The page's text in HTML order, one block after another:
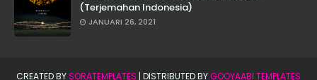
(Terjemahan Indonesia)
JANUARI 26, 2021
CREATED BY SORATEMPLATES | DISTRIBUTED BYGOOYAABI TEMPLATES